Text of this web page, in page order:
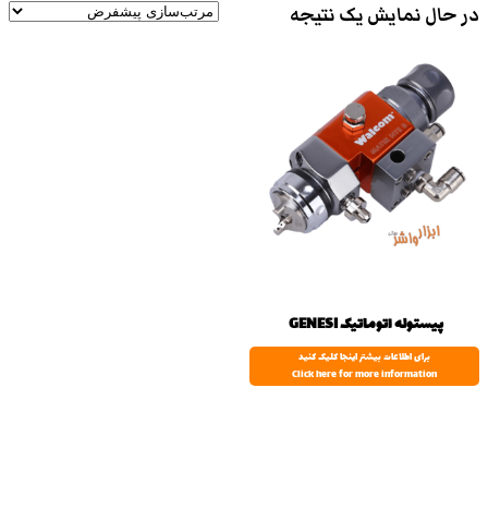
در حال نمایش یک نتیجه
پیستوله اتوماتیک GENESI
برای اطلاعات بیشتر اینجا کلیک کنید
Click here for more information